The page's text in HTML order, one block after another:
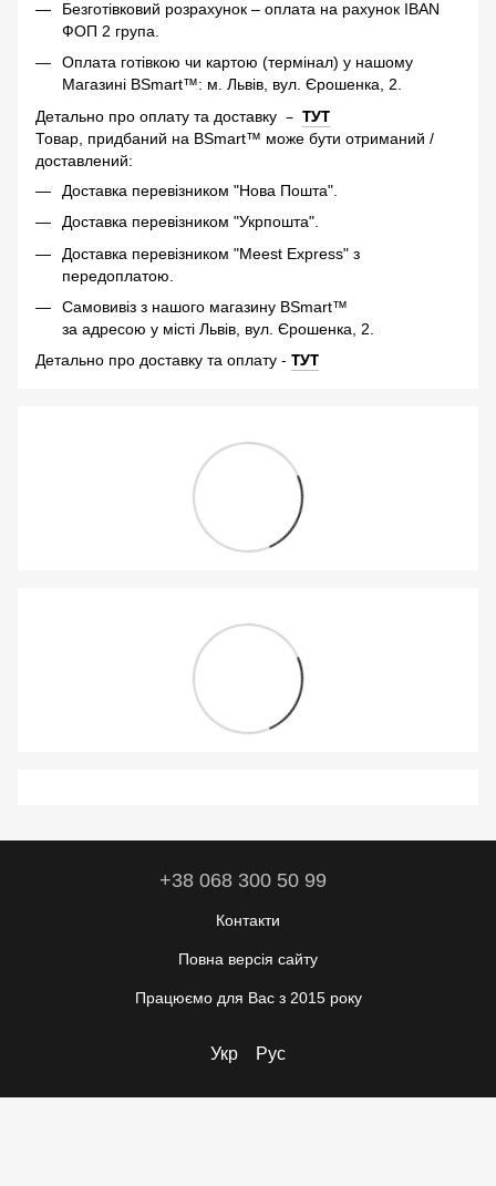
Безготівковий розрахунок – оплата на рахунок IBAN
ФОП 2 група.
Оплата готівкою чи картою (термінал) у нашому
Магазині BSmart™: м. Львів, вул. Єрошенка, 2.
Детально про оплату та доставку – ТУТ
Товар, придбаний на BSmart™ може бути отриманий /
доставлений:
Доставка перевізником "Нова Пошта".
Доставка перевізником "Укрпошта".
Доставка перевізником "Meest Express" з
передоплатою.
Самовивіз з нашого магазину BSmart™
за адресою у місті Львів, вул. Єрошенка, 2.
Детально про доставку та оплату - ТУТ
+38 068 300 50 99
Контакти
Повна версія сайту
Працюємо для Вас з 2015 року
Укр Рус